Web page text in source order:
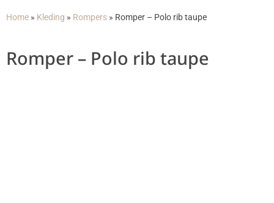
Home » Kleding » Rompers » Romper – Polo rib taupe
Romper – Polo rib taupe